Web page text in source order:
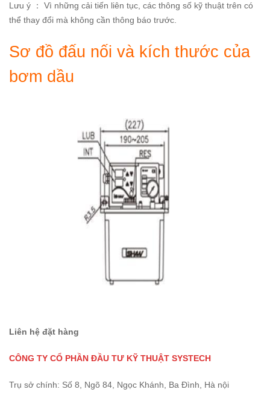
Lưu ý ： Vì những cải tiến liên tục, các thông số kỹ thuật trên có
thể thay đổi mà không cần thông báo trước.
Sơ đồ đấu nối và kích thước của
bơm dầu
Liên hệ đặt hàng
CÔNG TY CỔ PHẦN ĐẦU TƯ KỸ THUẬT SYSTECH
Trụ sở chính: Số 8, Ngõ 84, Ngọc Khánh, Ba Đình, Hà nội